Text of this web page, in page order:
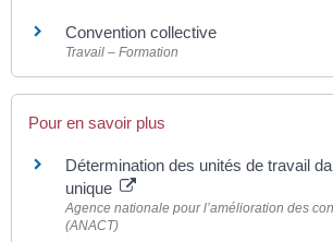
Convention collective
Travail – Formation
Pour en savoir plus
Détermination des unités de travail
unique
Agence nationale pour l’amélioration des
(ANACT)